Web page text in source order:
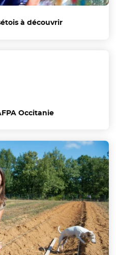
à découvrir
Occitanie